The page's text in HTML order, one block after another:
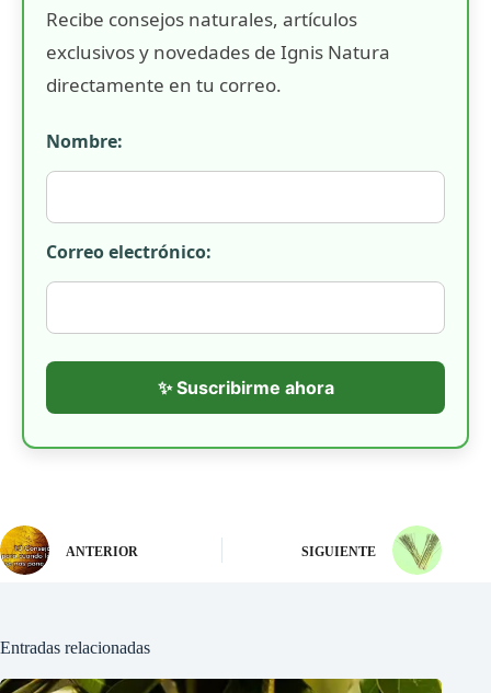
Recibe consejos naturales, artículos
exclusivos y novedades de Ignis Natura
directamente en tu correo.
Nombre:
Correo electrónico:
✨ Suscribirme ahora
ANTERIOR SIGUIENTE
Entradas relacionadas